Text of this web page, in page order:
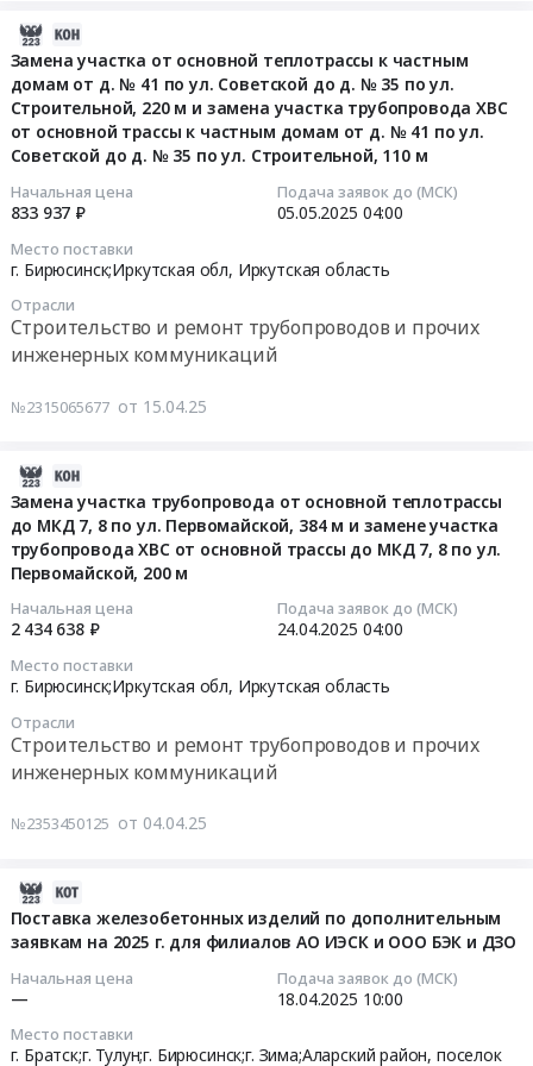
Замена участка от основной теплотрассы к частным
домам от д. № 41 по ул. Советской до д. № 35 по ул.
Строительной, 220 м и замена участка трубопровода ХВС
от основной трассы к частным домам от д. № 41 по ул.
Советской до д. № 35 по ул. Строительной, 110 м
Начальная цена
833 937 ₽
Подача заявок до (МСК)
05.05.2025 04:00
Место поставки
г. Бирюсинск;Иркутская обл, Иркутская область
Отрасли
Строительство и ремонт трубопроводов и прочих
инженерных коммуникаций
№2315065677 от 15.04.25
Замена участка трубопровода от основной теплотрассы
до МКД 7, 8 по ул. Первомайской, 384 м и замене участка
трубопровода ХВС от основной трассы до МКД 7, 8 по ул.
Первомайской, 200 м
Начальная цена
2 434 638 ₽
Подача заявок до (МСК)
24.04.2025 04:00
Место поставки
г. Бирюсинск;Иркутская обл, Иркутская область
Отрасли
Строительство и ремонт трубопроводов и прочих
инженерных коммуникаций
№2353450125 от 04.04.25
Поставка железобетонных изделий по дополнительным
заявкам на 2025 г. для филиалов АО ИЭСК и ООО БЭК и ДЗО
Начальная цена
—
Подача заявок до (МСК)
18.04.2025 10:00
Место поставки
г. Братск;г. Тулун;г. Бирюсинск;г. Зима;Аларский район, поселок